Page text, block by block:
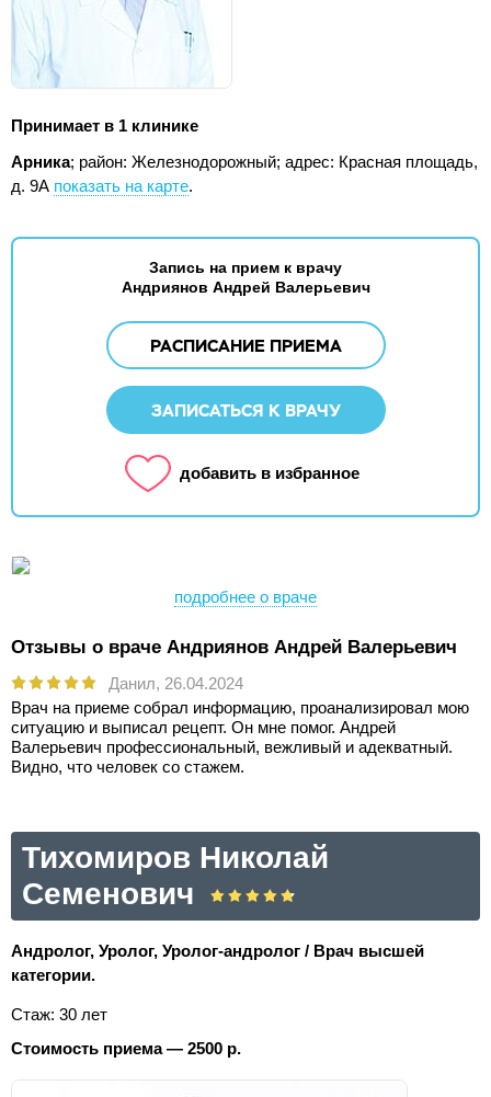
Принимает в 1 клинике
Арника; район: Железнодорожный; адрес: Красная площадь,
д. 9А показать на карте.
Запись на прием к врачу
Андриянов Андрей Валерьевич
РАСПИСАНИЕ ПРИЕМА
ЗАПИСАТЬСЯ К ВРАЧУ
добавить в избранное
подробнее о враче
Отзывы о враче Андриянов Андрей Валерьевич
Данил, 26.04.2024
Врач на приеме собрал информацию, проанализировал мою
ситуацию и выписал рецепт. Он мне помог. Андрей
Валерьевич профессиональный, вежливый и адекватный.
Видно, что человек со стажем.
Тихомиров Николай
Семенович
Андролог, Уролог, Уролог-андролог / Врач высшей
категории.
Стаж: 30 лет
Стоимость приема — 2500 р.